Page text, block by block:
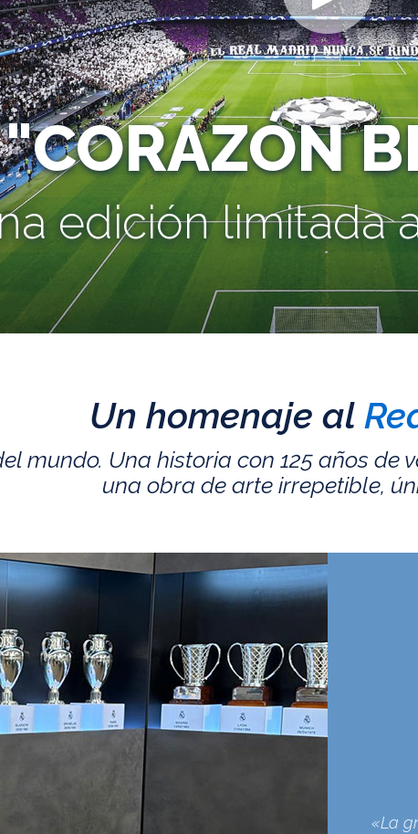
"CORAZÓN
edición limitada
Un homenaje al
mundo. Una historia con 125 años de
una obra de arte irrepetible,
«La